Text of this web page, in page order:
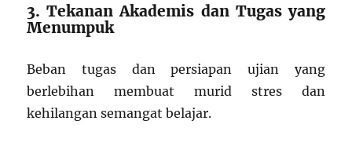
3. Tekanan Akademis dan Tugas yang
Menumpuk
Beban tugas dan persiapan ujian yang
berlebihan membuat murid stres dan
kehilangan semangat belajar.